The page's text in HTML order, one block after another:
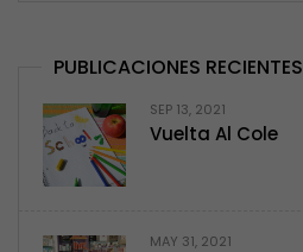
PUBLICACIONES RECIENTES
SEP 13, 2021
Vuelta Al Cole
MAY 31, 2021